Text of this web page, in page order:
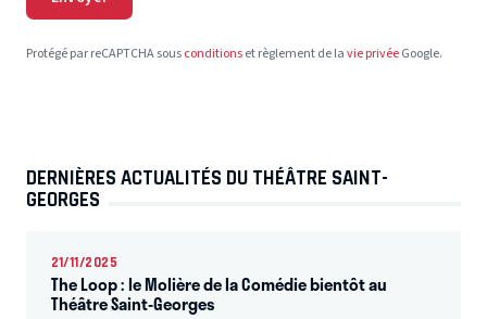
Protégé par reCAPTCHA sousconditionset règlement de lavie privéeGoogle.
DERNIÈRES ACTUALITÉS DU THÉÂTRE SAINT-
GEORGES
21/11/2025
The Loop : le Molière de la Comédie bientôt au
Théâtre Saint-Georges